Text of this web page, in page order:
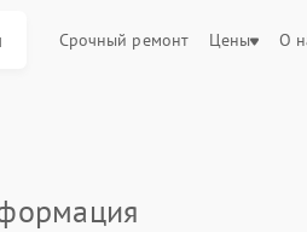
Срочный ремонт Цены О